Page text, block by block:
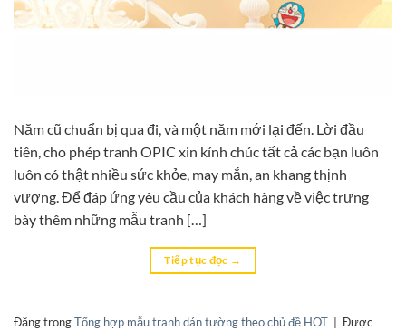
Năm cũ chuẩn bị qua đi, và một năm mới lại đến. Lời đầu
tiên, cho phép tranh OPIC xin kính chúc tất cả các bạn luôn
luôn có thật nhiều sức khỏe, may mắn, an khang thịnh
vượng. Để đáp ứng yêu cầu của khách hàng về việc trưng
bày thêm những mẫu tranh […]
Tiếp tục đọc →
Đăng trongTổng hợp mẫu tranh dán tường theo chủ đề HOT
Được